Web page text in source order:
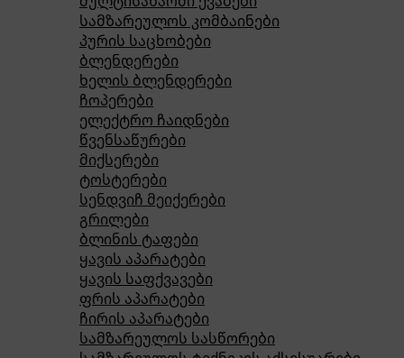
სამზარეულოს კომბაინები
პურის საცხობები
ბლენდერები
ხელის ბლენდერები
ჩოპერები
ელექტრო ჩაიდნები
წვენსაწურები
მიქსერები
ტოსტერები
სენდვიჩ მეიქერები
გრილები
ბლინის ტაფები
ყავის აპარატები
ყავის საფქვავები
ფრის აპარატები
ჩირის აპარატები
სამზარეულოს სასწორები